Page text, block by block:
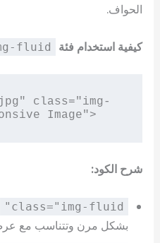
الحواف.
كيفية استخدام فئة fluid
class="img-
شرح الكود:
class="img-fluid"
بشكل مرن وتتناسب مع عرض